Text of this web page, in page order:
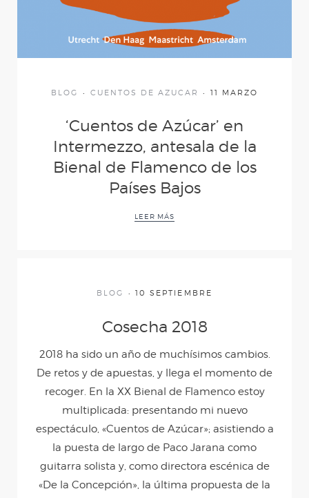
CUENTOS DE
CARNE Y HUESO
YERBAGÜENA
APARIENCIAS
DEVOCIÓN
¡AY!
FEDERICO SEGÚN
LORCA
CUANDO YO ERA
BLOG CUENTOS DE AZUCAR 11 MARZO
‘Cuentos de Azúcar’ en
Intermezzo, antesala de la
Bienal de Flamenco de los
Países Bajos
LEER MÁS
BLOG 10 SEPTIEMBRE
Cosecha 2018
2018 ha sido un año de muchísimos cambios.
De retos y de apuestas, y llega el momento de
recoger. En la XX Bienal de Flamenco estoy
multiplicada: presentando mi nuevo
espectáculo, «Cuentos de Azúcar»; asistiendo a
la puesta de largo de Paco Jarana como
guitarra solista y, como directora escénica de
«De la Concepción», la última propuesta de la